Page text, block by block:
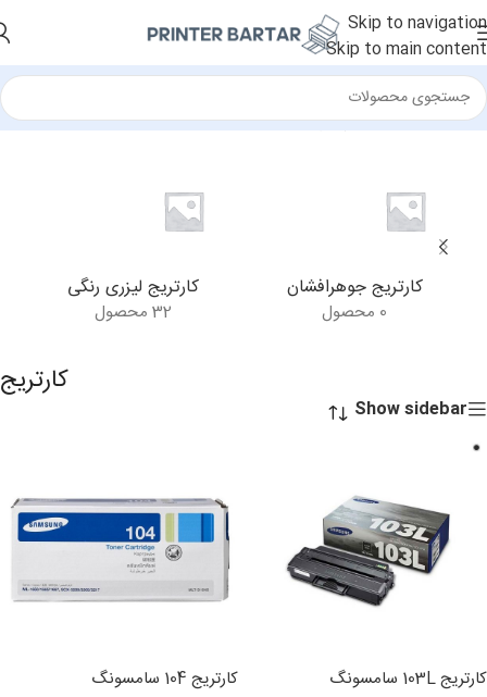
Skip to navigation
Skip to main content
خانه/لوازم مصرفی/کارتریج
کارتریج جوهرافشان
0 محصول
کارتریج لیزری رنگی
32 محصول
کارتریج
Show sidebar
کارتریج 103L سامسونگ
کارتریج 104 سامسونگ